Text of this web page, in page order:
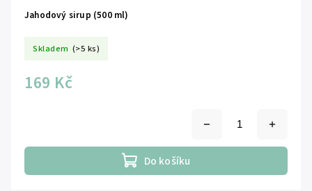
Jahodový sirup (500 ml)
Skladem (>5 ks)
169 Kč
Do košíku